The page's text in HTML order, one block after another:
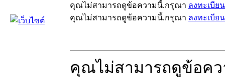
คุณไม่สามารถดูข้อความนี้.กรุณา ลงทะเบียน
คุณไม่สามารถดูข้อความนี้.กรุณา ลงทะเบียน
คุณไม่สามารถดูข้อค